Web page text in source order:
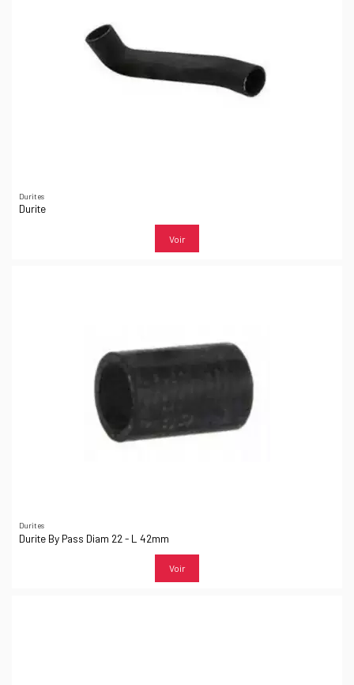
Durites
Durite
Voir
Durites
Durite By Pass Diam 22 - L 42mm
Voir